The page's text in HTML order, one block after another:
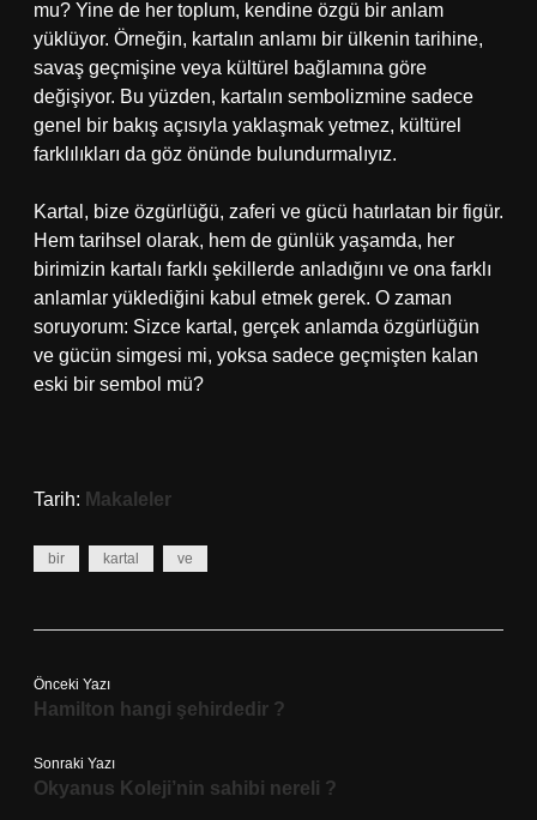
mu? Yine de her toplum, kendine özgü bir anlam
yüklüyor. Örneğin, kartalın anlamı bir ülkenin tarihine,
savaş geçmişine veya kültürel bağlamına göre
değişiyor. Bu yüzden, kartalın sembolizmine sadece
genel bir bakış açısıyla yaklaşmak yetmez, kültürel
farklılıkları da göz önünde bulundurmalıyız.
Kartal, bize özgürlüğü, zaferi ve gücü hatırlatan bir figür.
Hem tarihsel olarak, hem de günlük yaşamda, her
birimizin kartalı farklı şekillerde anladığını ve ona farklı
anlamlar yüklediğini kabul etmek gerek. O zaman
soruyorum: Sizce kartal, gerçek anlamda özgürlüğün
ve gücün simgesi mi, yoksa sadece geçmişten kalan
eski bir sembol mü?
Tarih: Makaleler
bir kartal ve
Önceki Yazı
Hamilton hangi şehirdedir ?
Sonraki Yazı
Okyanus Koleji’nin sahibi nereli ?